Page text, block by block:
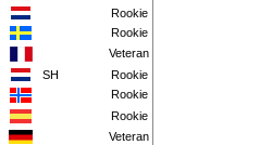
Rookie
Rookie
Veteran
SH
Rookie
Rookie
Rookie
Veteran